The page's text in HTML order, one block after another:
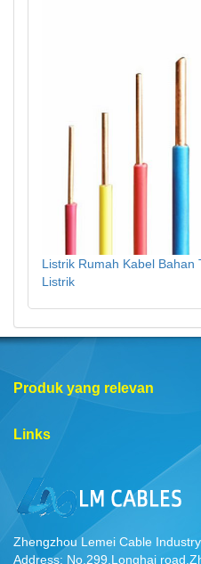
Listrik Rumah Kabel
Listrik
Produk yang relevan
Links
Zhengzhou Lemei Cable
Address: No.299,Longhai